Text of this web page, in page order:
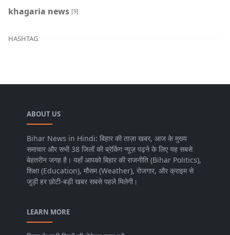
khagaria news [9]
HASHTAG
ABOUT US
Bihar News in Hindi: बिहार की ताज़ा खबर, आज के मुख्य
समाचार और सभी 38 जिलों की ब्रेकिंग न्यूज़ पढ़ने के लिए यह सबसे
बेहतरीन जगह है। यहाँ आपको बिहार की राजनीति (Bihar Politics),
शिक्षा (Education), मौसम (Weather), रोजगार, और क्राइम से
जुड़ी हर छोटी-बड़ी खबर सबसे पहले मिलेगी।
LEARN MORE